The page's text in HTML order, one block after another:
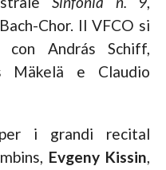
Chor. Il VFCO si
con András Schiff,
Mäkelä e Claudio
i grandi recital
Evgeny Kissin,